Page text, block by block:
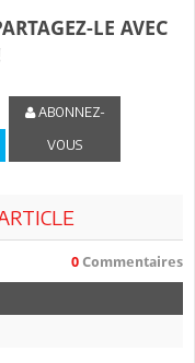
LE AVEC
ABONNEZ-
VOUS
0 Commentaires